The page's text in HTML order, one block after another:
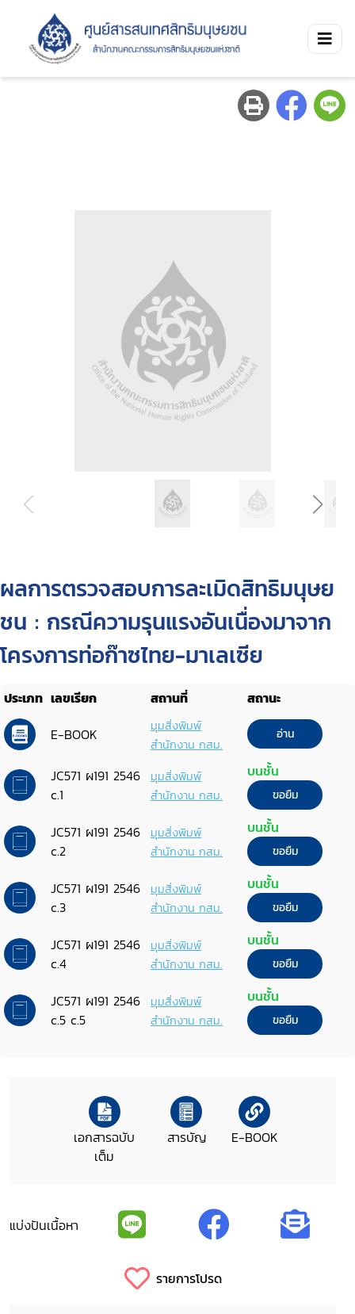
ผลการตรวจสอบการละเมิดสิทธิมนุษย
ชน : กรณีความรุนแรงอันเนื่องมาจาก
โครงการท่อก๊าซไทย-มาเลเซีย
ประเภท เลขเรียก สถานที่
สถานะ
E-BOOK
มุมสิ่งพิมพ์
สำนักงาน กสม.
อ่าน
JC571 ผ191 2546
c.1
มุมสิ่งพิมพ์
สำนักงาน กสม.
บนชั้น
ขอยืม
JC571 ผ191 2546
c.2
มุมสิ่งพิมพ์
สำนักงาน กสม.
บนชั้น
ขอยืม
JC571 ผ191 2546
c.3
มุมสิ่งพิมพ์
สำนักงาน กสม.
บนชั้น
ขอยืม
JC571 ผ191 2546
c.4
มุมสิ่งพิมพ์
สำนักงาน กสม.
บนชั้น
ขอยืม
JC571 ผ191 2546
c.5 c.5
มุมสิ่งพิมพ์
สำนักงาน กสม.
บนชั้น
ขอยืม
เอกสารฉบับ
เต็ม
สารบัญ E-BOOK
แบ่งปันเนื้อหา
รายการโปรด